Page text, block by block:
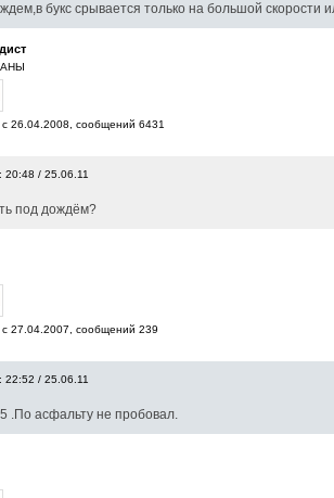
букс срывается только на большой скорости
26.04.2008, cообщений 6431
20:48 / 25.06.11
под дождём?
27.04.2007, cообщений 239
22:52 / 25.06.11
.По асфальту не пробовал.